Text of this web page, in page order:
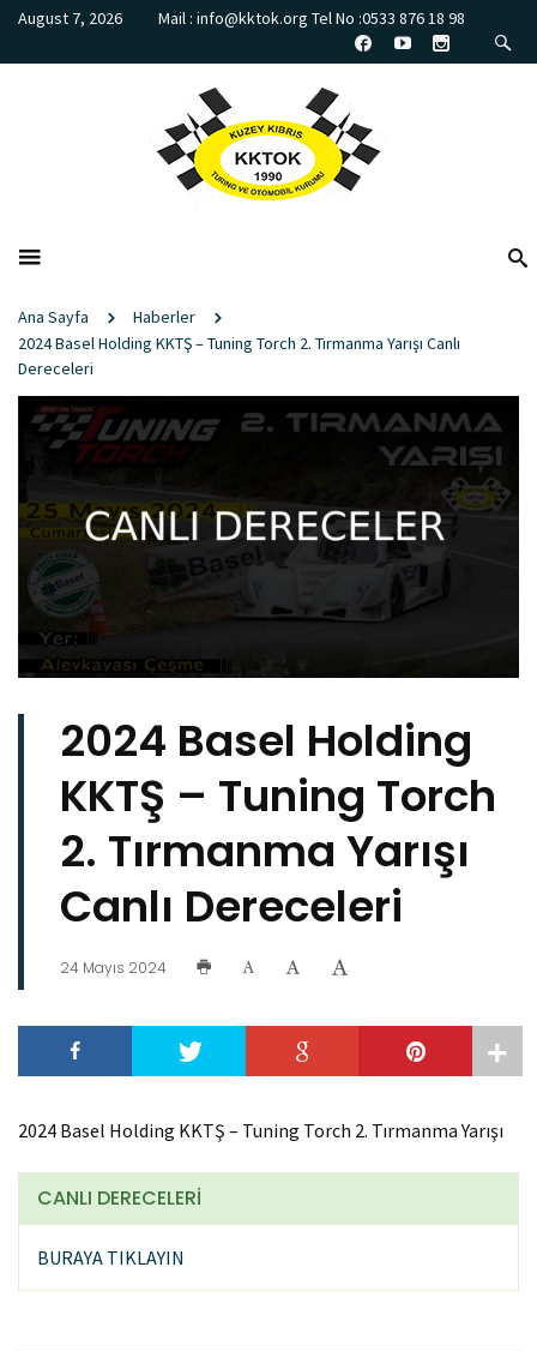
August 7, 2026 Mail : info@kktok.org Tel No :0533 876 18 98
Ana Sayfa
Haberler
2024 Basel Holding KKTŞ – Tuning Torch 2. Tırmanma Yarışı Canlı
Dereceleri
2024 Basel Holding
KKTŞ – Tuning Torch
2. Tırmanma Yarışı
Canlı Dereceleri
24 Mayıs 2024
2024 Basel Holding KKTŞ – Tuning Torch 2. Tırmanma Yarışı
CANLI DERECELERİ
BURAYA TIKLAYIN